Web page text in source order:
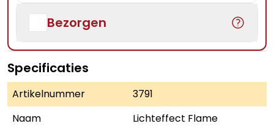
Bezorgen
Specificaties
Artikelnummer
3791
Naam
Lichteffect Flame